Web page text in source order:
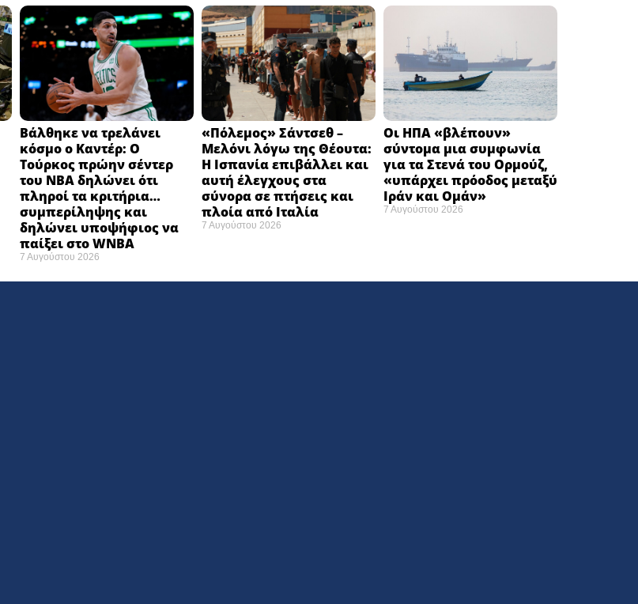
Βάλθηκε να τρελάνει
κόσμο ο Καντέρ: Ο
Τούρκος πρώην σέντερ
του NBA δηλώνει ότι
πληροί τα κριτήρια…
συμπερίληψης και
δηλώνει υποψήφιος να
παίξει στο WNBA
7 Αυγούστου 2026
«Πόλεμος» Σάντσεθ –
Μελόνι λόγω της Θέουτα:
Η Ισπανία επιβάλλει και
αυτή έλεγχους στα
σύνορα σε πτήσεις και
πλοία από Ιταλία
7 Αυγούστου 2026
Οι ΗΠΑ «βλέπουν»
σύντομα μια συμφωνία
για τα Στενά του Ορμούζ,
«υπάρχει πρόοδος μεταξύ
Ιράν και Ομάν»
7 Αυγούστου 2026